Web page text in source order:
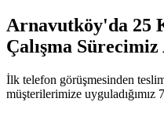
Arnavutköy'da 25
Çalışma Sürecimiz
İlk telefon görüşmesinden
müşterilerimize uyguladığımız